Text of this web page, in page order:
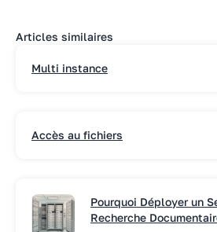
Articles similaires
Multi instance
Accès au fichiers
Pourquoi Déployer un
Recherche